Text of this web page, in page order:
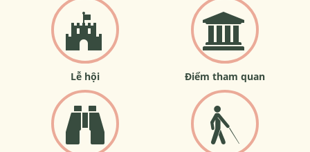
Lễ hội Điểm tham quan